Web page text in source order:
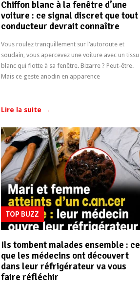
Chiffon blanc à la fenêtre d’une
voiture : ce signal discret que tout
conducteur devrait connaître
Vous roulez tranquillement sur l’autoroute et
soudain, vous apercevez une voiture avec un tissu
blanc qui flotte à sa fenêtre. Bizarre ? Peut-être.
Mais ce geste anodin en apparence
Lire la suite →
TOP BUZZ
Ils tombent malades ensemble : ce
que les médecins ont découvert
dans leur réfrigérateur va vous
faire réfléchir